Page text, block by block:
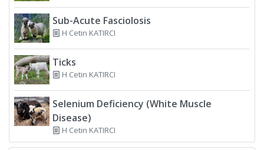
Sub-Acute Fasciolosis
H Cetin KATIRCI
Ticks
H Cetin KATIRCI
Selenium Deficiency (White Muscle
Disease)
H Cetin KATIRCI